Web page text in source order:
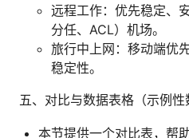
远程工作：优先稳定、
分任、ACL）机场。
旅行中上网：移动端优
稳定性。
五、对比与数据表格（示例性
本节提供一个对比表，帮